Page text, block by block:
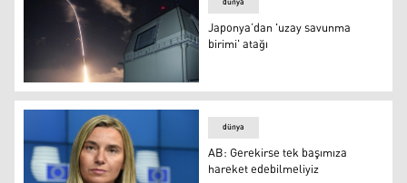
Japonya’dan 'uzay savunma birimi' atağı
Japonya’dan 'uzay savunma
birimi' atağı
dünya
AB: Gerekirse tek başımıza
hareket edebilmeliyiz